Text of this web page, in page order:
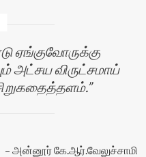
ஏங்குவோருக்கு
அட்சய விருட்சமாய்
அன்னூர் கே.ஆர்.வேலுச்சாமி